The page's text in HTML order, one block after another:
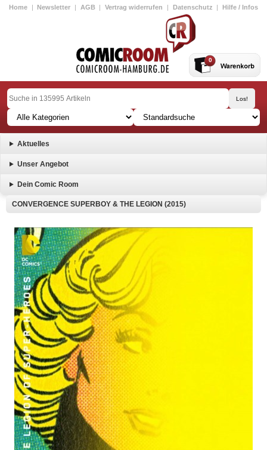
Home | Newsletter | AGB | Vertrag widerrufen | Datenschutz | Hilfe / Infos
0
Aktuelles
Unser Angebot
Dein Comic Room
CONVERGENCE SUPERBOY & THE LEGION (2015)